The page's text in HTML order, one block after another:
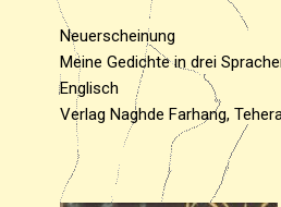
Neuerscheinung
Meine Gedichte in drei
Englisch
Verlag Naghde Farhang,